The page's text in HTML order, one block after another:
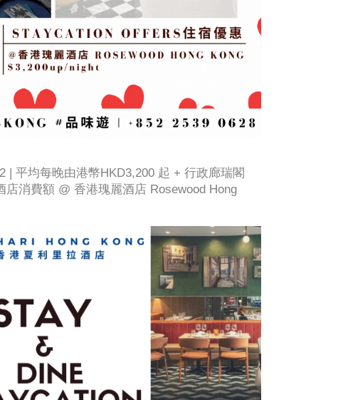
| 平均每晚由港幣HKD3,200 起 + 行政廊瑞閣
店消費額 @ 香港瑰麗酒店 Rosewood Hong